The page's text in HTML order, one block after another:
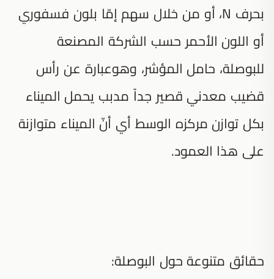
بحرف N، أو من خلال سهم إمّا بلون فسفوري
أو اللون الأحمر حسب الشركة المصنعة
للبوصلة، حامل المؤشر، وهوعبارة عن رأس
قضيب معدني قصير جداً مدبب يحمل الميناء
بكل توازن مركزه الوسط أي أنّ الميناء متوازنة
على هذا العمود.
حقائق متنوعة حول البوصلة: